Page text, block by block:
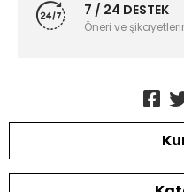
7 / 24 DESTEK
Öneri ve